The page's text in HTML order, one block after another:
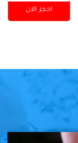
احجز الان